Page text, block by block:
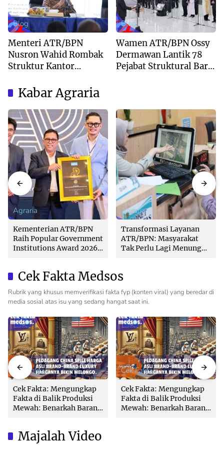
Blog
Menteri ATR/BPN
Nusron Wahid Rombak
Struktur Kantor
Pendekatan
Kewilayahan
Blog
Wamen ATR/BPN Ossy
Dermawan Lantik 78
Pejabat Struktural Baru
Kabar Agraria
Agraria
Kementerian ATR/BPN
Raih Popular Government
Institutions Award 2026
Agraria
Transformasi Layanan
ATR/BPN: Masyarakat
Tak Perlu Lagi Menunggu
Cek Fakta Medsos
Rubrik yang khusus memverifikasi fakta fyp (konten viral) yang beredar di
media sosial atas isu yang sedang hangat saat ini.
Cek Fakta
Cek Fakta: Mengungkap
Fakta di Balik Produksi
Mewah: Benarkah Barang
Cek Fakta
Cek Fakta: Mengungkap
Fakta di Balik Produksi
Mewah: Benarkah Barang
Majalah Video